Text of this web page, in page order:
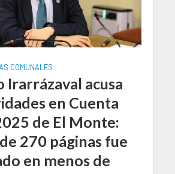
COMUNALES
Irarrázaval acusa
en Cuenta
de El Monte:
270 páginas fue
en menos de